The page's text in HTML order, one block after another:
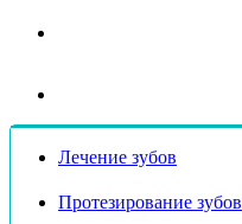
Лечение зубов
Протезирование зубов